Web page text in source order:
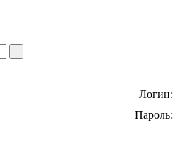
Логин:
Пароль: